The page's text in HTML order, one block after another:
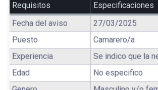
Requisitos
Especificaciones
Fecha del aviso
27/03/2025
Puesto
Camarero/a
Experiencia
Se indico que la
Edad
No especifico